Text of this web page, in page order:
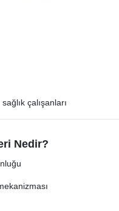
çalışanları
Nedir?